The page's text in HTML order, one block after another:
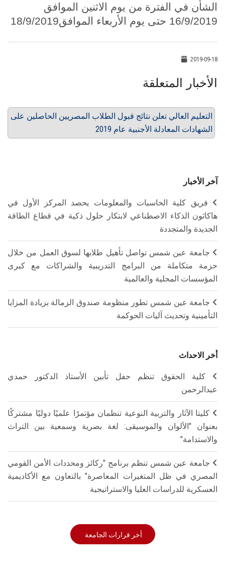
الشأن في الفترة من يوم الاثنين الموافق
16/9/2019 حتى يوم الأربعاء الموافق18/9/2019
2019-09-18
الأخبار المتعلقة
التعليم العالي تعلن نتائج قبول الطلاب المصريين الحاصلين على
الشهادات المعادلة الأجنبية عام 2019
آخر الأخبار
فريق كلية الحاسبات والمعلومات يحصد المركز الأول في
هاكاثون الذكاء الاصطناعي لابتكار حلول ذكية في قطاع الطاقة
الجديدة والمتجددة
جامعة عين شمس تواصل تأهيل طلابها لسوق العمل من خلال
حزمة متكاملة من البرامج التدريبية والشراكات مع كبرى
المؤسسات المحلية والعالمية
جامعة عين شمس تطور منظومة صندوق الزمالة بزيادة المزايا
التأمينية وتحديث آليات الحوكمة
أخر الاحداث
كلية الحقوق تنظم حفل تأبين الأستاذ الدكتور حمدي
عبدالرحمن
كليتا الآثار والتربية النوعية تنظمان مؤتمرًا علميًا دوليًا مشتركًا
بعنوان "الألوان والموسيقى: لغة بصرية وسمعية بين التراث
والاستدامة"
جامعة عين شمس تنظم برنامج "ركائز ومحددات الأمن القومي
المصري في ظل المتغيرات المعاصرة" بالتعاون مع الأكاديمية
العسكرية للدراسات العليا والاستراتيجية
أخر قرارات الجامعة